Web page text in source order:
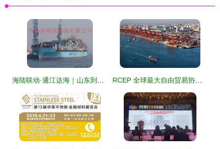
海陆联动·通江达海｜山东到全国各港口内贸集装箱运输综合服务体系 RCEP 全球最大自由贸易协定的投资机遇解析